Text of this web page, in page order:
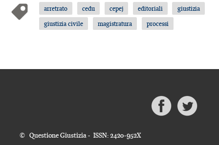
arretrato cedu cepej editoriali
giustizia
giustizia civile
magistratura processi
© Questione Giustizia - ISSN: 2420-952X